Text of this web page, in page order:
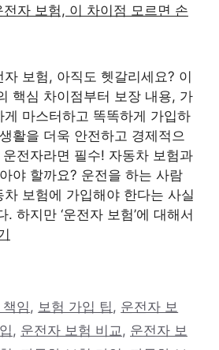
보험, 아직도 헷갈리세요? 이
핵심 차이점부터 보장 내용, 가
마스터하고 똑똑하게 가입하
활을 더욱 안전하고 경제적으
전자라면 필수! 자동차 보험과
야 할까요? 운전을 하는 사람
보험에 가입해야 한다는 사실
하지만 ‘운전자 보험’에 대해서
임, 보험 가입 팁 , 운전자 보
, 운전자 보험 비교 , 운전자 보